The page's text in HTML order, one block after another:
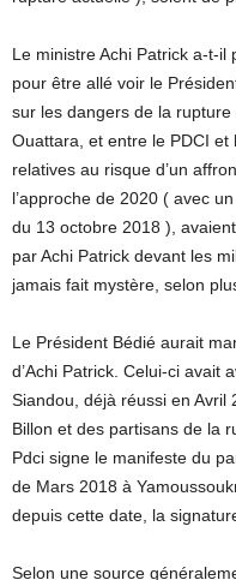
Le ministre Achi Patrick a-t-
pour être allé voir le
sur les dangers de la
Ouattara, et entre le PDCI
relatives au risque d’un
l’approche de 2020 ( avec
du 13 octobre 2018 ),
par Achi Patrick devant les
jamais fait mystère, selon
Le Président Bédié aurait
d’Achi Patrick. Celui-ci avait
Siandou, déjà réussi en
Billon et des partisans de la
Pdci signe le manifeste du
de Mars 2018 à
depuis cette date, la
Selon une source